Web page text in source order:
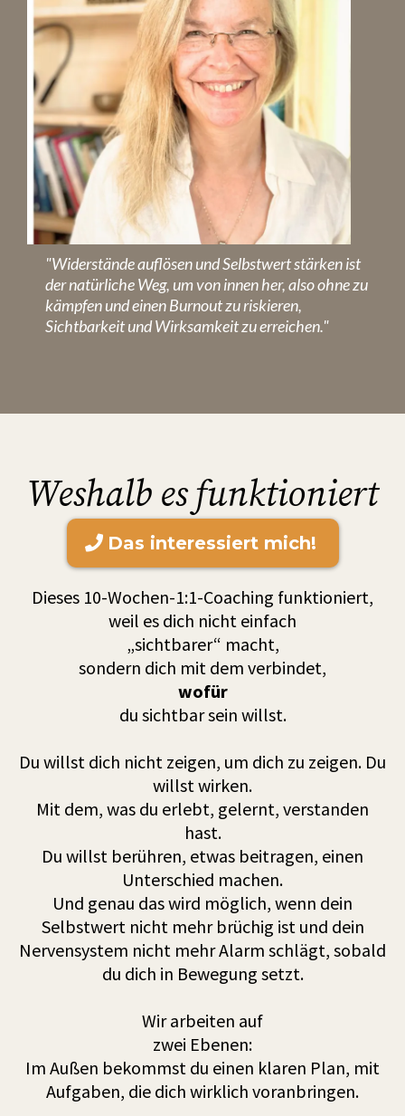
"Widerstände auflösen und Selbstwert stärken ist
der natürliche Weg, um von innen her, also ohne zu
kämpfen und einen Burnout zu riskieren,
Sichtbarkeit und Wirksamkeit zu erreichen."
Weshalb es funktioniert
Das interessiert mich!
Dieses 10-Wochen-1:1-Coaching funktioniert,
weil es dich nicht einfach
„sichtbarer“ macht,
sondern dich mit dem verbindet,
wofür
du sichtbar sein willst.
Du willst dich nicht zeigen, um dich zu zeigen. Du
willst wirken.
Mit dem, was du erlebt, gelernt, verstanden
hast.
Du willst berühren, etwas beitragen, einen
Unterschied machen.
Und genau das wird möglich, wenn dein
Selbstwert nicht mehr brüchig ist und dein
Nervensystem nicht mehr Alarm schlägt, sobald
du dich in Bewegung setzt.
Wir arbeiten auf
zwei Ebenen:
Im Außen bekommst du einen klaren Plan, mit
Aufgaben, die dich wirklich voranbringen.